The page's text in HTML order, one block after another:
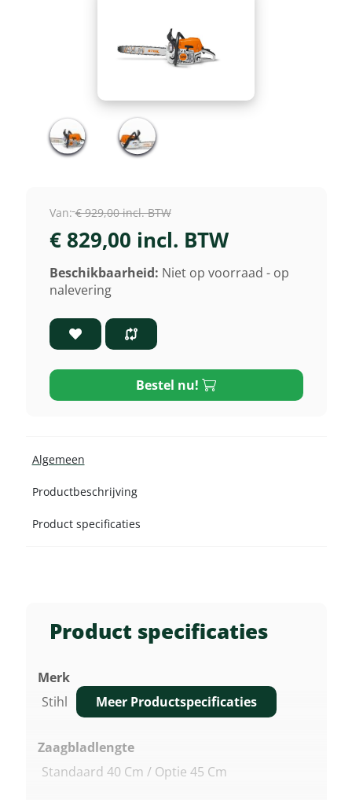
Product specificaties
Merk
Stihl
Zaagbladlengte
Standaard 40 Cm / Optie 45 Cm
Meer Productspecificaties
Van: € 929,00 incl. BTW
€ 829,00 incl. BTW
Beschikbaarheid: Niet op voorraad - op
nalevering
Bestel nu!
Algemeen
Productbeschrijving
Product specificaties